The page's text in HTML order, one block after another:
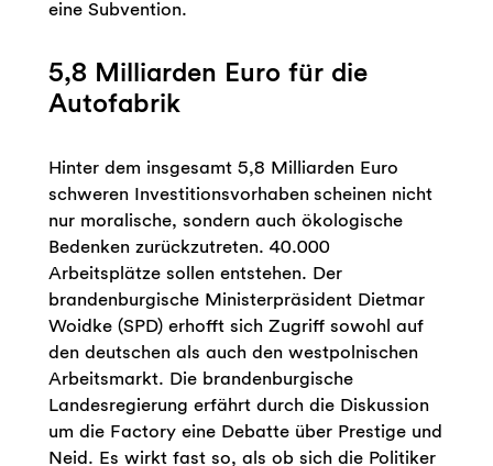
eine Subvention.
5,8 Milliarden Euro für die
Autofabrik
Hinter dem insgesamt 5,8 Milliarden Euro
schweren Investitionsvorhaben scheinen nicht
nur moralische, sondern auch ökologische
Bedenken zurückzutreten. 40.000
Arbeitsplätze sollen entstehen. Der
brandenburgische Ministerpräsident Dietmar
Woidke (SPD) erhofft sich Zugriff sowohl auf
den deutschen als auch den westpolnischen
Arbeitsmarkt. Die brandenburgische
Landesregierung erfährt durch die Diskussion
um die Factory eine Debatte über Prestige und
Neid. Es wirkt fast so, als ob sich die Politiker